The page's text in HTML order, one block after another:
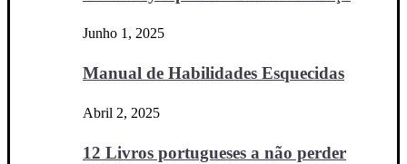
Junho 1, 2025
Manual de Habilidades Esquecidas
Abril 2, 2025
12 Livros portugueses a não perder